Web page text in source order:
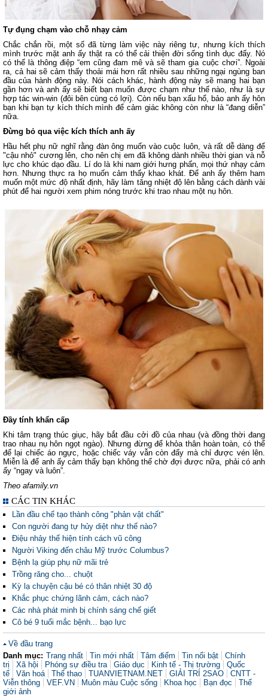
Tự đụng chạm vào chỗ nhạy cảm
Chắc chắn rồi, một số đã từng làm việc này riêng tư, nhưng kích thích
mình trước mặt anh ấy thật ra có thể cải thiện đời sống tình dục đấy. Nó
có thể là thông điệp “em cũng đam mê và sẽ tham gia cuộc chơi”. Ngoài
ra, cả hai sẽ cảm thấy thoải mái hơn rất nhiều sau những ngại ngùng ban
đầu của hành động này. Nói cách khác, hành động này sẽ mang hai bạn
gần hơn và anh ấy sẽ biết bạn muốn được chạm như thế nào, như là sự
hợp tác win-win (đôi bên cùng có lợi). Còn nếu bạn xấu hổ, bảo anh ấy hôn
bạn khi bạn tự kích thích mình để cảm giác không còn như là “đang diễn”
nữa.
Đừng bỏ qua việc kích thích anh ấy
Hầu hết phụ nữ nghĩ rằng đàn ông muốn vào cuộc luôn, và rất dễ dàng để
"cậu nhỏ" cương lên, cho nên chị em đã không dành nhiều thời gian và nỗ
lực cho khúc dạo đầu. Lí do là khi nam giới hưng phấn, mọi thứ nhạy cảm
hơn. Nhưng thực ra họ muốn cảm thấy khao khát. Để anh ấy thêm ham
muốn một mức độ nhất định, hãy làm tăng nhiệt độ lên bằng cách dành vài
phút để hai người xem phim nóng trước khi trao nhau một nụ hôn.
Đầy tính khẩn cấp
Khi tâm trạng thúc giục, hãy bắt đầu cởi đồ của nhau (và đồng thời đang
trao nhau nụ hôn ngọt ngào). Nhưng đừng để khỏa thân hoàn toàn, có thể
để lại chiếc áo ngực, hoặc chiếc váy vẫn còn đấy mà chỉ được vén lên.
Miễn là để anh ấy cảm thấy bạn không thể chờ đợi được nữa, phải có anh
ấy “ngay và luôn”.
Theo afamily.vn
CÁC TIN KHÁC
Lần đầu chế tạo thành công "phản vật chất"
Con người đang tự hủy diệt như thế nào?
Điệu nhảy thể hiện tính cách vũ công
Người Viking đến châu Mỹ trước Columbus?
Bệnh lạ giúp phụ nữ mãi trẻ
Trồng răng cho... chuột
Kỳ lạ chuyện cậu bé có thân nhiệt 30 độ
Khắc phục chứng lãnh cảm, cách nào?
Các nhà phát minh bị chính sáng chế giết
Cô bé 9 tuổi mắc bệnh... bạo lực
Về đầu trang
Danh mục: Trang nhất Tin mới nhất Tâm điểm Tin nổi bật
Chính
trị
Xã hội Phóng sự điều tra Giáo dục Kinh tế - Thị trường
Quốc
tế
Văn hoá Thể thao TUANVIETNAM.NET GIẢI TRÍ 2SAO
CNTT -
Viễn thông
VEF.VN Muôn màu Cuộc sống Khoa học Bạn đọc
Thế
giới ảnh